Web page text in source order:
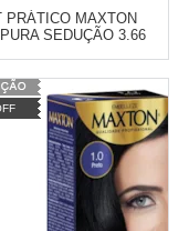
PRÁTICO MAXTON
SEDUÇÃO 3.66
R$ 4.050,70
R$ 2.550,90 (Apenas
Revendedor)
R$ 255,09
CREME
COMPRAR